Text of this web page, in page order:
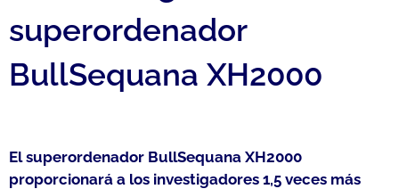
superordenador
BullSequana XH2000
El superordenador BullSequana XH2000
proporcionará a los investigadores 1,5 veces más